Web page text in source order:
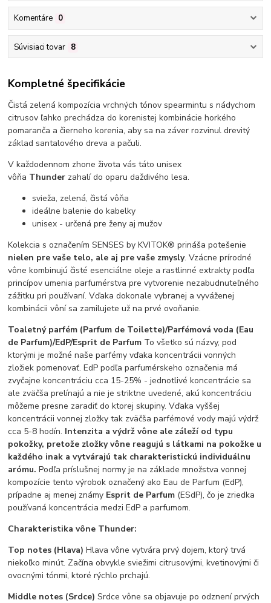
Komentáre 0
Súvisiaci tovar 8
Kompletné špecifikácie
Čistá zelená kompozícia vrchných tónov spearmintu s nádychom
citrusov ľahko prechádza do korenistej kombinácie horkého
pomaranča a čierneho korenia, aby sa na záver rozvinul drevitý
základ santalového dreva a pačuli.
V každodennom zhone života vás táto unisex
vôňa Thunder zahalí do oparu daždivého lesa.
svieža, zelená, čistá vôňa
ideálne balenie do kabelky
unisex - určená pre ženy aj mužov
Kolekcia s označením SENSES by KVITOK® prináša potešenie
nielen pre vaše telo, ale aj pre vaše zmysly. Vzácne prírodné
vône kombinujú čisté esenciálne oleje a rastlinné extrakty podľa
princípov umenia parfumérstva pre vytvorenie nezabudnuteľného
zážitku pri používaní. Vďaka dokonale vybranej a vyváženej
kombinácii vôní sa zamilujete už na prvé ovoňanie.
Toaletný parfém (Parfum de Toilette)/Parfémová voda (Eau
de Parfum)/EdP/Esprit de Parfum To všetko sú názvy, pod
ktorými je možné naše parfémy vďaka koncentrácii vonných
zložiek pomenovať. EdP podľa parfumérskeho označenia má
zvyčajne koncentráciu cca 15-25% - jednotlivé koncentrácie sa
ale zväčša prelínajú a nie je striktne uvedené, akú koncentráciu
môžeme presne zaradiť do ktorej skupiny. Vďaka vyššej
koncentrácii vonnej zložky tak zväčša parfémové vody majú výdrž
cca 5-8 hodín. Intenzita a výdrž vône ale záleží od typu
pokožky, pretože zložky vône reagujú s látkami na pokožke u
každého inak a vytvárajú tak charakteristickú individuálnu
arómu. Podľa príslušnej normy je na základe množstva vonnej
kompozície tento výrobok označený ako Eau de Parfum (EdP),
prípadne aj menej známy Esprit de Parfum (ESdP), čo je zriedka
používaná koncentrácia medzi EdP a parfumom.
Charakteristika vône Thunder:
Top notes (Hlava) Hlava vône vytvára prvý dojem, ktorý trvá
niekoľko minút. Začína obvykle sviežimi citrusovými, kvetinovými či
ovocnými tónmi, ktoré rýchlo prchajú.
Middle notes (Srdce)Srdce vône sa objavuje po odznení prvých